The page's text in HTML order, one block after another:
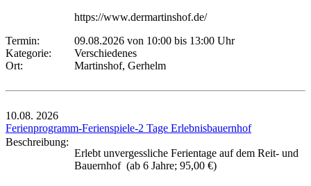
https://www.dermartinshof.de/
Termin:
09.08.2026 von 10:00 bis 13:00 Uhr
Kategorie:
Verschiedenes
Ort:
Martinshof, Gerhelm
10.08. 2026
Ferienprogramm-Ferienspiele-2 Tage Erlebnisbauernhof
Beschreibung:
Erlebt unvergessliche Ferientage auf dem Reit- und
Bauernhof (ab 6 Jahre; 95,00 €)